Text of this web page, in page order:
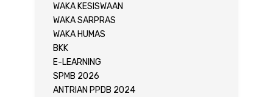
WAKA KESISWAAN
WAKA SARPRAS
WAKA HUMAS
BKK
E-LEARNING
SPMB 2026
ANTRIAN PPDB 2024